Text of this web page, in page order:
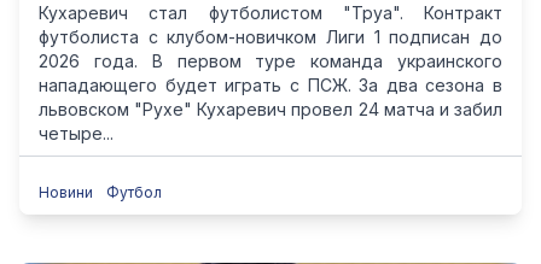
Кухаревич стал футболистом "Труа". Контракт
футболиста с клубом-новичком Лиги 1 подписан до
2026 года. В первом туре команда украинского
нападающего будет играть с ПСЖ. За два сезона в
львовском "Рухе" Кухаревич провел 24 матча и забил
четыре...
Новини Футбол